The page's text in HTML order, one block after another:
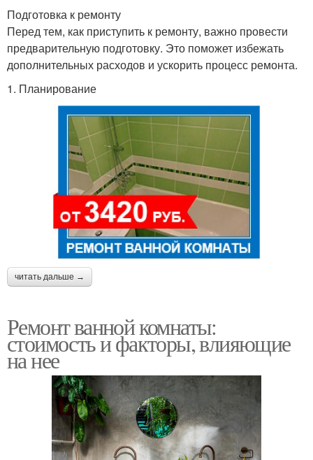
Подготовка к ремонту
Перед тем, как приступить к ремонту, важно провести
предварительную подготовку. Это поможет избежать
дополнительных расходов и ускорить процесс ремонта.
1. Планирование
читать дальше →
Ремонт ванной комнаты:
стоимость и факторы, влияющие
на нее